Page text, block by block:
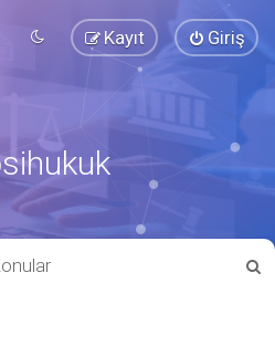
Giriş
Kayıt